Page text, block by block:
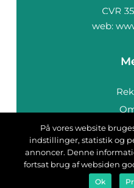
web:
På vores website
indstillinger, statistik og
annoncer. Denne
fortsat brug af websiden
Ok